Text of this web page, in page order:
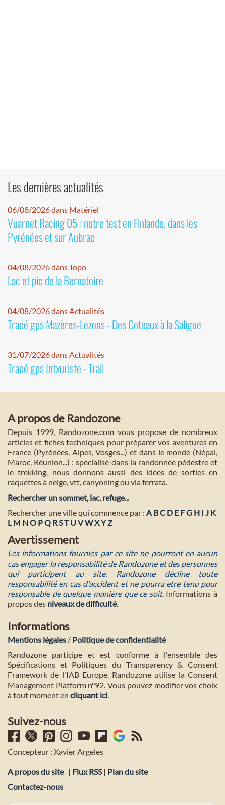
Les dernières actualités
06/08/2026 dans Matériel
Vuarnet Racing 05 : notre test en Finlande, dans les
Pyrénées et sur Aubrac
04/08/2026 dans Topo
Lac et pic de la Bernatoire
04/08/2026 dans Actualités
Tracé gps Mazères-Lezons - Des Coteaux à la Saligue
31/07/2026 dans Actualités
Tracé gps Intxuriste - Trail
A propos de Randozone
Depuis 1999, Randozone.com vous propose de nombreux
articles et fiches techniques pour préparer vos aventures en
France (Pyrénées, Alpes, Vosges...) et dans le monde (Népal,
Maroc, Réunion...) : spécialisé dans la randonnée pédestre et
le trekking, nous donnons aussi des idées de sorties en
raquettes à neige, vtt, canyoning ou via ferrata.
Rechercher un sommet, lac, refuge...
Rechercher une ville qui commence par : A BC D E FG H I J K
L M NO PQ RST U VWXYZ
Avertissement
Les informations fournies par ce site ne pourront en aucun
cas engager la responsabilité de Randozone et des personnes
qui participent au site. Randozone décline toute
responsabilité en cas d'accident et ne pourra etre tenu pour
responsable de quelque manière que ce soit. Informations à
propos des niveaux de difficulté.
Informations
Mentions légales / Politique de confidentialité
Randozone participe et est conforme à l'ensemble des
Spécifications et Politiques du Transparency & Consent
Framework de l'IAB Europe. Randozone utilise la Consent
Management Platform n°92. Vous pouvez modifier vos choix
à tout moment en cliquant ici.
Suivez-nous
Concepteur : Xavier Argeles
A propos du site | Flux RSS| Plan du site
Contactez-nous